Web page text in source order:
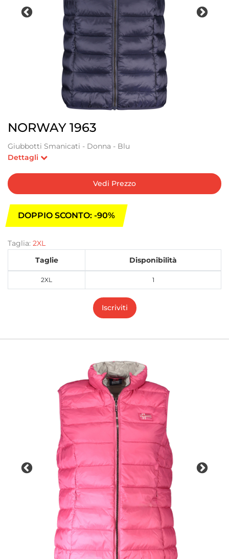
NORWAY 1963
Giubbotti Smanicati - Donna - Blu
Dettagli
Vedi Prezzo
DOPPIO SCONTO: -90%
Taglia: 2XL
Taglie
Disponibilità
2XL 1
Iscriviti